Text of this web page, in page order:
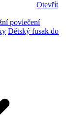
Otevřít
povlečení
Dětský fusak do